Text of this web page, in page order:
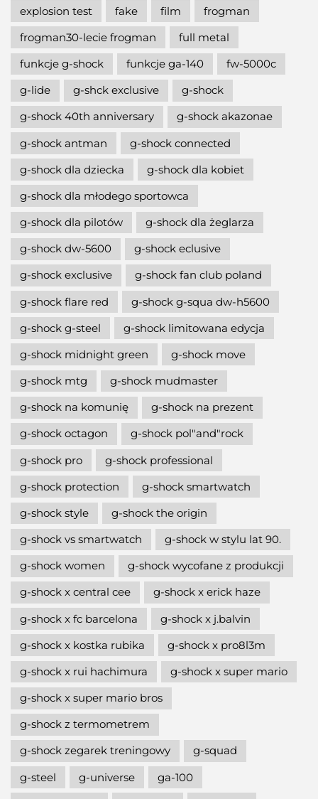
explosion test
fake film
frogman
frogman30-lecie frogman
full metal
funkcje g-shock
funkcje ga-140
fw-5000c
g-lide
g-shck exclusive
g-shock
g-shock 40th anniversary
g-shock akazonae
g-shock antman
g-shock connected
g-shock dla dziecka
g-shock dla kobiet
g-shock dla młodego sportowca
g-shock dla pilotów
g-shock dla żeglarza
g-shock dw-5600
g-shock eclusive
g-shock exclusive
g-shock fan club poland
g-shock flare red
g-shock g-squa dw-h5600
g-shock g-steel
g-shock limitowana edycja
g-shock midnight green
g-shock move
g-shock mtg
g-shock mudmaster
g-shock na komunię
g-shock na prezent
g-shock octagon
g-shock pol"and"rock
g-shock pro
g-shock professional
g-shock protection
g-shock smartwatch
g-shock style
g-shock the origin
g-shock vs smartwatch
g-shock w stylu lat 90.
g-shock women
g-shock wycofane z produkcji
g-shock x central cee
g-shock x erick haze
g-shock x fc barcelona
g-shock x j.balvin
g-shock x kostka rubika
g-shock x pro8l3m
g-shock x rui hachimura
g-shock x super mario
g-shock x super mario bros
g-shock z termometrem
g-shock zegarek treningowy
g-squad
g-steel
g-universe
ga-100